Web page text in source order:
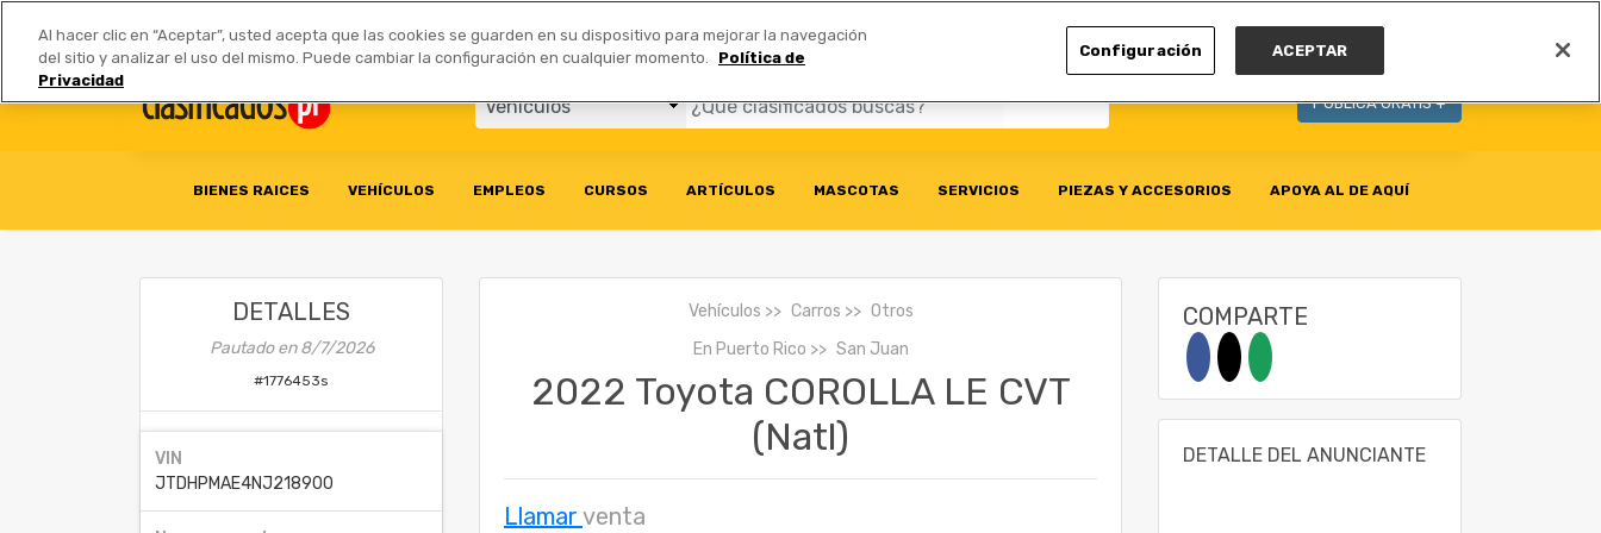
Anúnciate | Tarifas Socios Comerciales
PUBLICA GRATIS +
BIENES RAICES VEHÍCULOS EMPLEOS CURSOS ARTÍCULOS MASCOTAS SERVICIOS PIEZAS Y ACCESORIOS APOYA AL DE AQUÍ
DETALLES
Pautado en8/7/2026
#1776453s
VIN
JTDHPMAE4NJ218900
Vehículos Carros
Otros
En Puerto Rico San Juan
2022 Toyota COROLLA LE CVT
(Natl)
Llamar venta
COMPARTE
DETALLE DEL ANUNCIANTE
Al hacer clic en “Aceptar”, usted acepta que las cookies se guarden en su dispositivo para mejorar la navegación
del sitio y analizar el uso del mismo. Puede cambiar la configuración en cualquier momento.
Política de
Privacidad
Configuración ACEPTAR